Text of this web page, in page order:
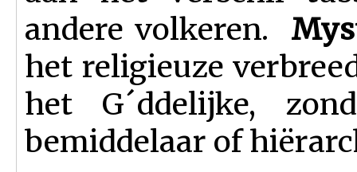
andere volkeren. M
het religieuze
het G´ddelijke,
bemiddelaar of